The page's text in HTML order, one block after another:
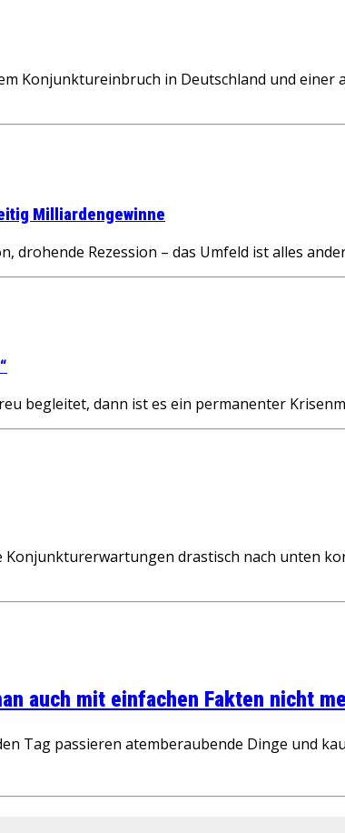
Konjunktureinbruch in Deutschland und
Milliardengewinne
drohende Rezession – das Umfeld ist alles
begleitet, dann ist es ein permanenter
drastisch nach unten
auch mit einfachen Fakten nicht
Tag passieren atemberaubende Dinge und